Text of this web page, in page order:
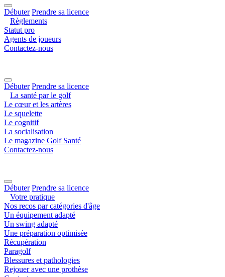
Débuter Prendre sa licence
Règlements
Statut pro
Agents de joueurs
Contactez-nous
Débuter Prendre sa licence
La santé par le golf
Le cœur et les artères
Le squelette
Le cognitif
La socialisation
Le magazine Golf Santé
Contactez-nous
Débuter Prendre sa licence
Votre pratique
Nos recos par catégories d'âge
Un équipement adapté
Un swing adapté
Une préparation optimisée
Récupération
Paragolf
Blessures et pathologies
Rejouer avec une prothèse